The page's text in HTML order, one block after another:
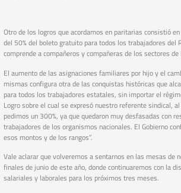
Otro de los logros que acordamos en paritarias consistió
del 50% del boleto gratuito para todos los trabajadores del
comprende a compañeros y compañeras de los sectores
El aumento de las asignaciones familiares por hijo y el
mismas configura otra de las conquistas históricas que
para todos los trabajadores estatales, sin importar el
Logro sobre el cual se expresó nuestro referente sindical,
pedimos un 300%, ya que quedaron muy desfasadas con
trabajadores de los organismos nacionales. El Gobierno
esos montos y de los rangos”.
Vale aclarar que volveremos a sentarnos en las mesas de
finales de junio de este año, donde continuaremos con la
salariales y laborales para los próximos tres meses.